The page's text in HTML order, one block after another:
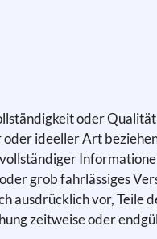
oder
ideeller Art
grob fahrlässiges
vor, Teile
zeitweise oder